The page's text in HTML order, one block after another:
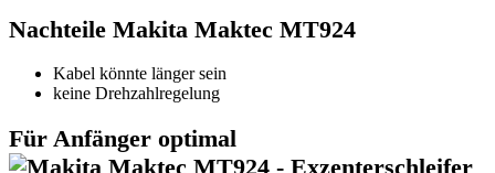
Nachteile Makita Maktec MT924
Kabel könnte länger sein
keine Drehzahlregelung
Für Anfänger optimal